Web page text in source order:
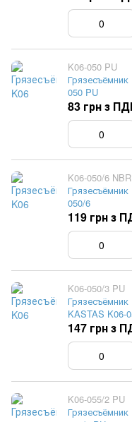
K06-050 PU
050 PU
83 грн з
K06-050/6 NBR
Грязесъёмник
050/6
119 грн з
K06-050/3 PU
Грязесъёмник
KASTAS K06-
147 грн з
K06-055/2 PU